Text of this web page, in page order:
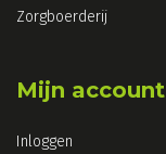
Zorgboerderij
Mijn account
Inloggen